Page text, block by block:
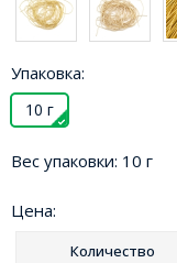
Упаковка:
10 г
Вес упаковки: 10 г
Цена:
Количество